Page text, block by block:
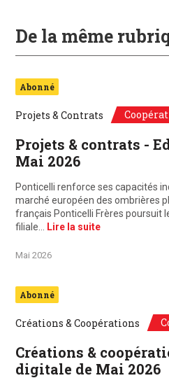
De la même
Abonné
Projets & Contrats
Projets & contrats -
Mai 2026
Ponticelli renforce ses capacités
marché européen des ombrières
français Ponticelli Frères poursuit
filiale…
Lire la suite
Mai 2026
Abonné
Créations & Coopérations
Créations &
digitale de Mai 2026